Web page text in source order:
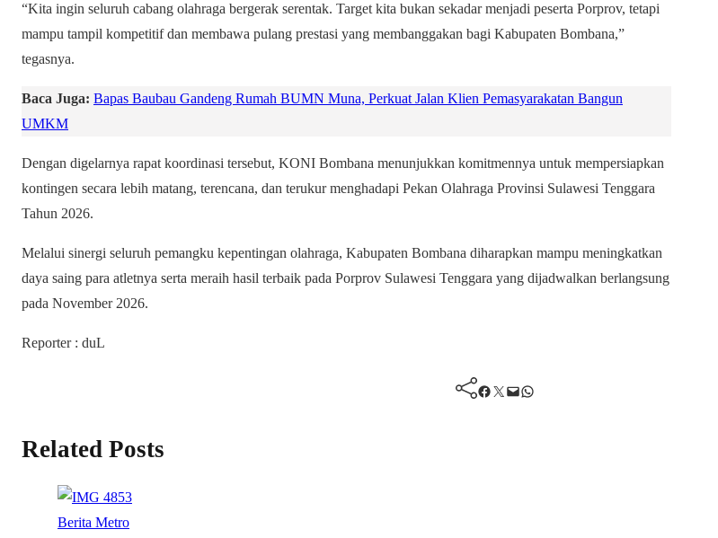
“Kita ingin seluruh cabang olahraga bergerak serentak. Target kita bukan sekadar menjadi peserta Porprov, tetapi
mampu tampil kompetitif dan membawa pulang prestasi yang membanggakan bagi Kabupaten Bombana,”
tegasnya.
Baca Juga: Bapas Baubau Gandeng Rumah BUMN Muna, Perkuat Jalan Klien Pemasyarakatan Bangun
UMKM
Dengan digelarnya rapat koordinasi tersebut, KONI Bombana menunjukkan komitmennya untuk mempersiapkan
kontingen secara lebih matang, terencana, dan terukur menghadapi Pekan Olahraga Provinsi Sulawesi Tenggara
Tahun 2026.
Melalui sinergi seluruh pemangku kepentingan olahraga, Kabupaten Bombana diharapkan mampu meningkatkan
daya saing para atletnya serta meraih hasil terbaik pada Porprov Sulawesi Tenggara yang dijadwalkan berlangsung
pada November 2026.
Reporter : duL
Facebook Twitter Mail WhatsApp
Related Posts
Berita Metro